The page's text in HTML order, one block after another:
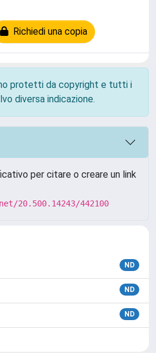
Richiedi una copia
protetti da copyright e tutti i
diversa indicazione.
per citare o creare un link
20.500.14243/442100
ND
ND
ND